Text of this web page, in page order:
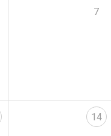
7
14